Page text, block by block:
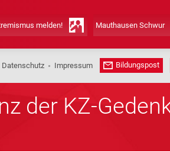
melden! Mauthausen Schwur
Datenschutz Impressum Bildungspost
der KZ-